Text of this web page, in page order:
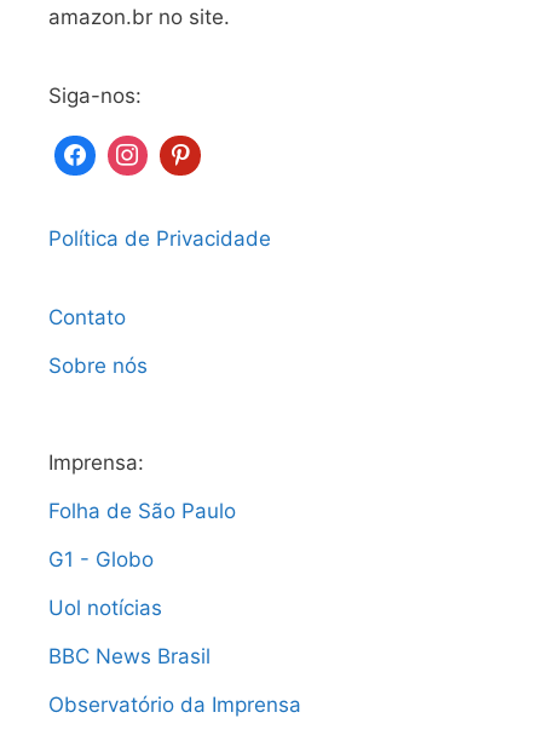
amazon.br no site.
Siga-nos:
Política de Privacidade
Contato
Sobre nós
Imprensa:
Folha de São Paulo
G1 - Globo
Uol notícias
BBC News Brasil
Observatório da Imprensa